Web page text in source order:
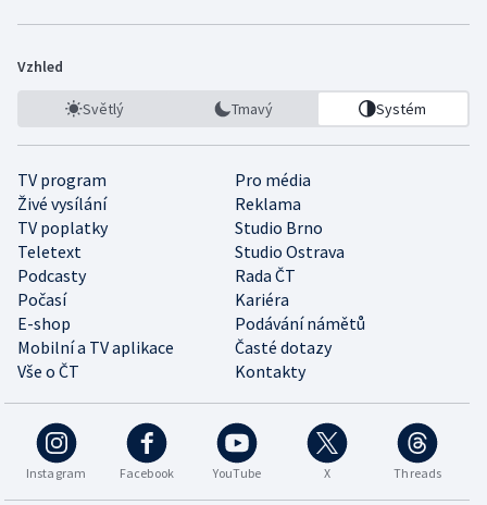
Vzhled
Světlý Tmavý Systém
TV program
Pro média
Živé vysílání
Reklama
TV poplatky
Studio Brno
Teletext
Studio Ostrava
Podcasty
Rada ČT
Počasí
Kariéra
E-shop
Podávání námětů
Mobilní a TV aplikace
Časté dotazy
Vše o ČT
Kontakty
Instagram Facebook YouTube X Threads